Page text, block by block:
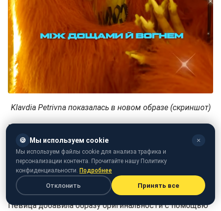
Klavdia Petrivna показалась в новом образе (скриншот)
В кадре она позирует в ярко-розовой шубе, которую
соединила с голубыми джинсами и белым топом.
Волосы Клавдия собрала в высокий хвост, а главной
изюминкой макияжа стали белые брови - очень
смелый и необычный ход.
Певица добавила образу оригинальности с помощью
🍪 Мы используем cookie ✕
Мы используем файлы cookie для анализа трафика и
персонализации контента. Прочитайте нашу Политику
конфиденциальности. Подробнее
Отклонить Принять все